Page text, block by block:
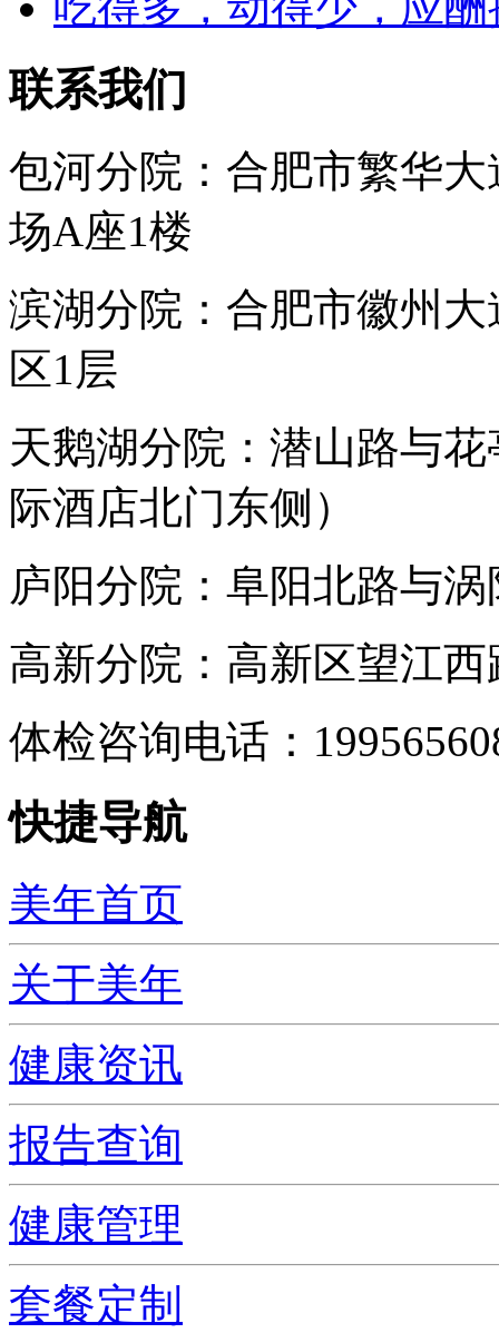
联系我们
包河分院：合肥市繁华
场A座1楼
滨湖分院：合肥市徽州
区1层
天鹅湖分院：潜山路与
际酒店北门东侧）
庐阳分院：阜阳北路与
高新分院：高新区望江
体检咨询电话：
快捷导航
美年首页
关于美年
健康资讯
报告查询
健康管理
套餐定制